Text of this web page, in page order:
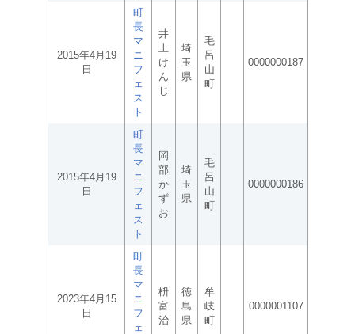
2015年4月19
日
町
長
マ
ニ
フ
ェ
ス
ト
井
上
け
ん
じ
埼
玉
県
毛
呂
山
町
0000000187
2015年4月19
日
町
長
マ
ニ
フ
ェ
ス
ト
岡
部
か
ず
お
埼
玉
県
毛
呂
山
町
0000000186
2023年4月15
日
町
長
マ
ニ
フ
ェ
枡
富
治
徳
島
県
牟
岐
町
0000001107